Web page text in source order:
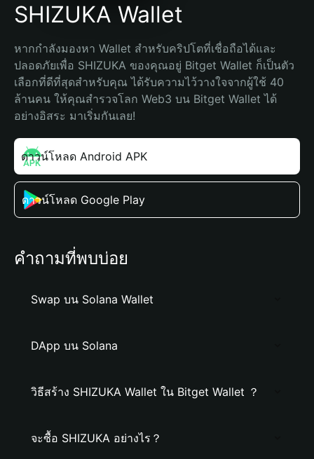
SHIZUKA Wallet
หากกำลังมองหา Wallet สำหรับคริปโตที่เชื่อถือได้และ
ปลอดภัยเพื่อ SHIZUKA ของคุณอยู่ Bitget Wallet ก็เป็นตัว
เลือกที่ดีที่สุดสำหรับคุณ ได้รับความไว้วางใจจากผู้ใช้ 40
ล้านคน ให้คุณสำรวจโลก Web3 บน Bitget Wallet ได้
อย่างอิสระ มาเริ่มกันเลย!
ดาวน์โหลด Android APK
ดาวน์โหลด Google Play
คำถามที่พบบ่อย
Swap บน Solana Wallet
DApp บน Solana
วิธีสร้าง SHIZUKA Wallet ใน Bitget Wallet ？
จะซื้อ SHIZUKA อย่างไร？